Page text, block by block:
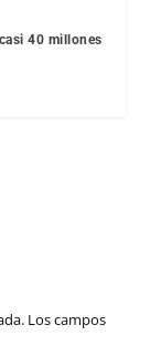
40 millones
Los campos